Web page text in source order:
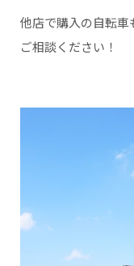
他店で購入の自転車
ご相談ください！